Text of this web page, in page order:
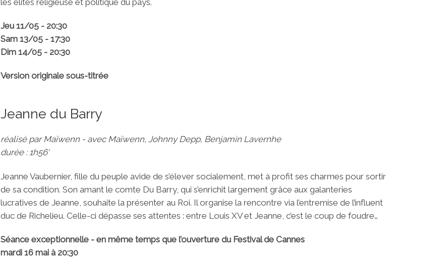
les élites religieuse et politique du pays.
Jeu 11/05 - 20:30
Sam 13/05 - 17:30
Dim 14/05 - 20:30
Version originale sous-titrée
Jeanne du Barry
réalisé par Maïwenn - avec Maïwenn, Johnny Depp, Benjamin Lavernhe
durée : 1h56'
Jeanne Vaubernier, fille du peuple avide de s’élever socialement, met à profit ses charmes pour sortir
de sa condition. Son amant le comte Du Barry, qui s’enrichit largement grâce aux galanteries
lucratives de Jeanne, souhaite la présenter au Roi. Il organise la rencontre via l’entremise de l’influent
duc de Richelieu. Celle-ci dépasse ses attentes : entre Louis XV et Jeanne, c’est le coup de foudre…
Séance exceptionnelle - en même temps que l’ouverture du Festival de Cannes
mardi 16 mai à 20:30